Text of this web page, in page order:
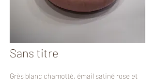
Sans titre
Grès blanc chamotté, émail satiné rose et